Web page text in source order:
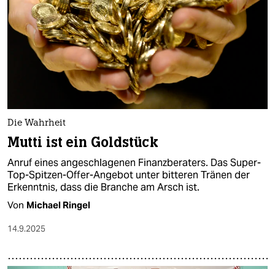
Die Wahrheit
Mutti ist ein Goldstück
Anruf eines angeschlagenen Finanzberaters. Das Super-
Top-Spitzen-Offer-Angebot unter bitteren Tränen der
Erkenntnis, dass die Branche am Arsch ist.
Von Michael Ringel
14.9.2025